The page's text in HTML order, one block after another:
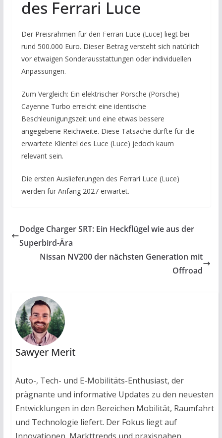
des Ferrari Luce
Der Preisrahmen für den Ferrari Luce (Luce) liegt bei
rund 500.000 Euro. Dieser Betrag versteht sich natürlich
vor etwaigen Sonderausstattungen oder individuellen
Anpassungen.
Zum Vergleich: Ein elektrischer Porsche (Porsche)
Cayenne Turbo erreicht eine identische
Beschleunigungszeit und eine etwas bessere
angegebene Reichweite. Diese Tatsache dürfte für die
erwartete Klientel des Luce (Luce) jedoch kaum
relevant sein.
Die ersten Auslieferungen des Ferrari Luce (Luce)
werden für Anfang 2027 erwartet.
Dodge Charger SRT: Ein Heckflügel wie aus der
Superbird-Ära
Nissan NV200 der nächsten Generation mit
Offroad
Sawyer Merit
Auto-, Tech- und E-Mobilitäts-Enthusiast, der
prägnante und informative Updates zu den neuesten
Entwicklungen in den Bereichen Mobilität, Raumfahrt
und Technologie liefert. Der Fokus liegt auf